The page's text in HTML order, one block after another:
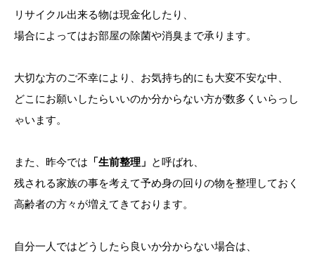
リサイクル出来る物は現金化したり、
場合によってはお部屋の除菌や消臭まで承ります。
大切な方のご不幸により、お気持ち的にも大変不安な中、
どこにお願いしたらいいのか分からない方が数多くいらっし
ゃいます。
また、昨今では 「生前整理」 と呼ばれ、
残される家族の事を考えて予め身の回りの物を整理しておく
高齢者の方々が増えてきております。
自分一人ではどうしたら良いか分からない場合は、